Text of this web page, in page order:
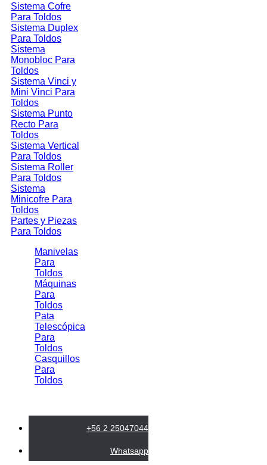
Sistema Cofre
Para Toldos
Sistema Duplex
Para Toldos
Sistema
Monobloc Para
Toldos
Sistema Vinci y
Mini Vinci Para
Toldos
Sistema Punto
Recto Para
Toldos
Sistema Vertical
Para Toldos
Sistema Roller
Para Toldos
Sistema
Minicofre Para
Toldos
Partes y Piezas
Para Toldos
Manivelas
Para
Toldos
Máquinas
Para
Toldos
Pata
Telescópica
Para
Toldos
Casquillos
Para
Toldos
+56 2 25047044
Whatsapp